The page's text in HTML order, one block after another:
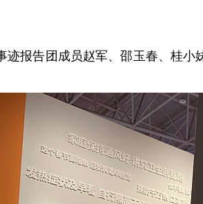
迹报告团成员赵军、邵玉春、桂